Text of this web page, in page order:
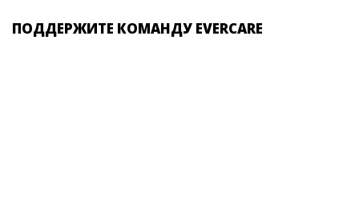
ПОДДЕРЖИТЕ КОМАНДУ EVERCARE